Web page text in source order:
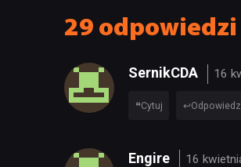
29 odpowiedzi
SernikCDA 16
Cytuj Odpowiedz
Engire 16